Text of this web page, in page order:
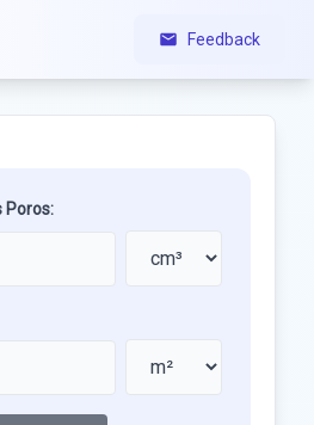
Feedback
Poros: